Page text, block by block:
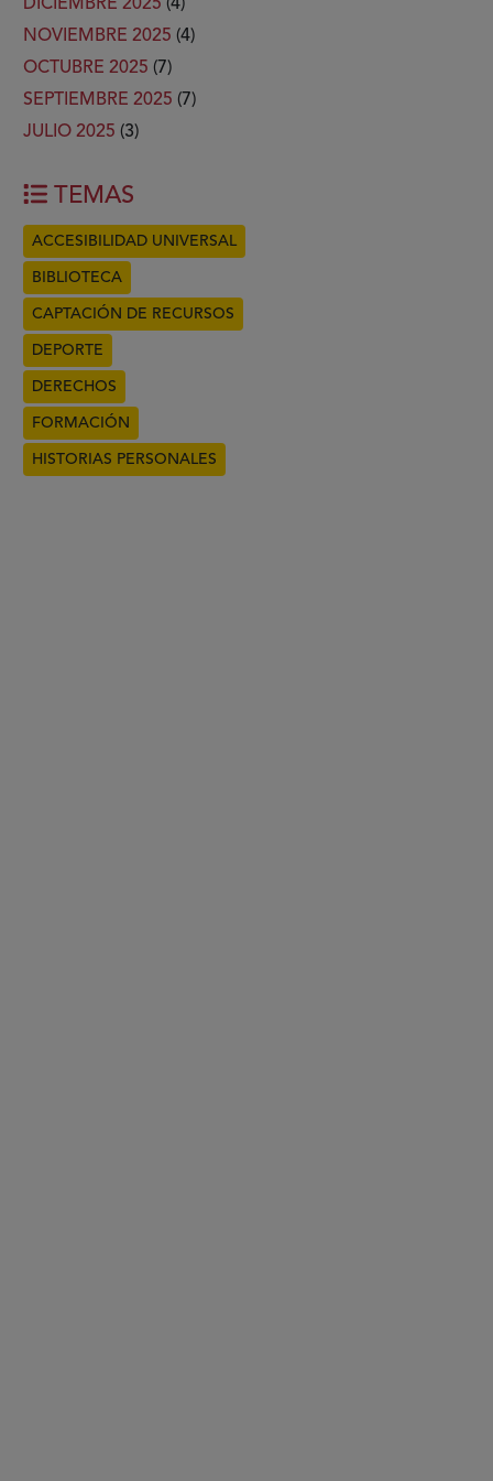
DICIEMBRE 2025 (4)
NOVIEMBRE 2025 (4)
OCTUBRE 2025 (7)
SEPTIEMBRE 2025 (7)
JULIO 2025 (3)
TEMAS
ACCESIBILIDAD UNIVERSAL
BIBLIOTECA
CAPTACIÓN DE RECURSOS
DEPORTE
DERECHOS
FORMACIÓN
HISTORIAS PERSONALES